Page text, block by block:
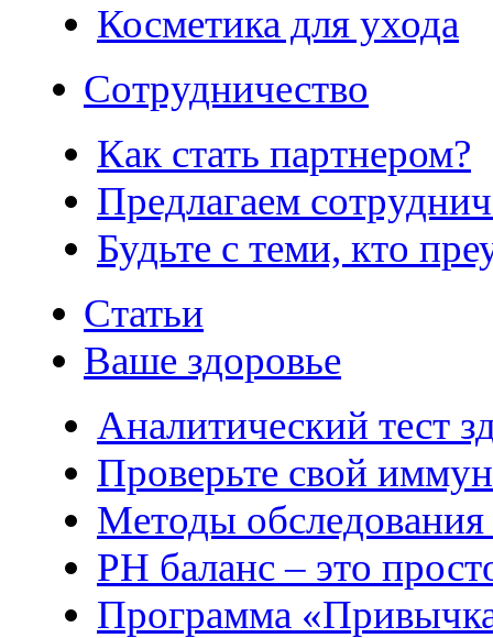
Косметика для ухода
Сотрудничество
Как стать партнером?
Предлагаем
Будьте с теми, кто
Статьи
Ваше здоровье
Аналитический тест
Проверьте свой
Методы обследования
РH баланс – это
Программа